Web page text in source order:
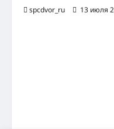
spcdvor_ru
13 июля